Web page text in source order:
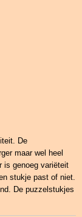
De
maar wel heel
is genoeg variëteit
stukje past of niet.
De puzzelstukjes